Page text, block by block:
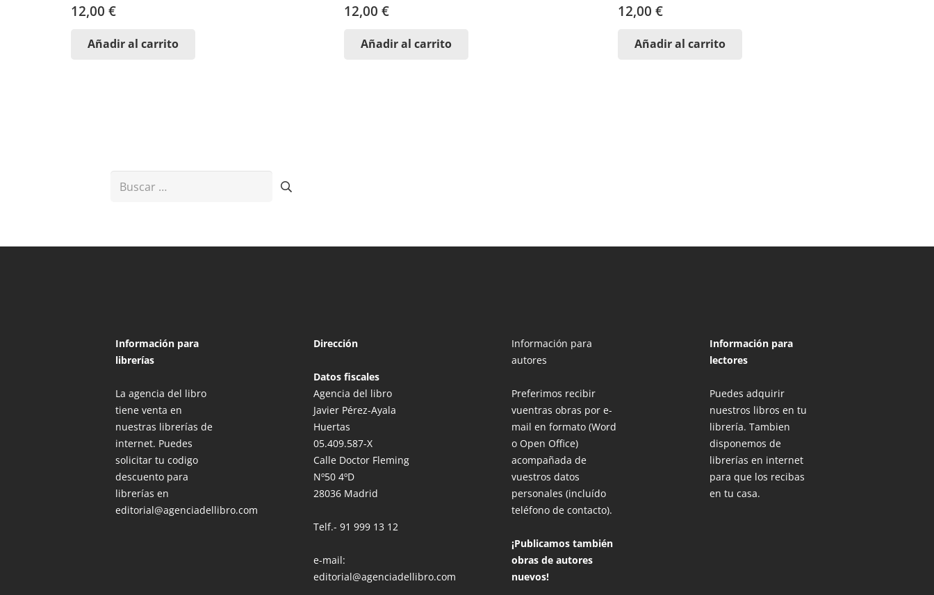
12,00 €
Añadir al carrito
12,00€
Añadir al carrito
12,00 €
Añadir al carrito
Buscar:
Información para
librerías
La agencia del libro
tiene venta en
nuestras librerías de
internet. Puedes
solicitar tu codigo
descuento para
librerías en
editorial@agenciadellibro.com
Dirección
Datos fiscales
Agencia del libro
Javier Pérez-Ayala
Huertas
05.409.587-X
Calle Doctor Fleming
Nº50 4ºD
28036 Madrid
Telf.- 91 999 13 12
e-mail:
editorial@agenciadellibro.com
Información para
autores
Preferimos recibir
vuentras obras por e-
mail en formato (Word
o Open Office)
acompañada de
vuestros datos
personales (incluído
teléfono de contacto).
¡Publicamos también
obras de autores
nuevos!
Información para
lectores
Puedes adquirir
nuestros libros en tu
librería. Tambien
disponemos de
librerías en internet
para que los recibas
en tu casa.